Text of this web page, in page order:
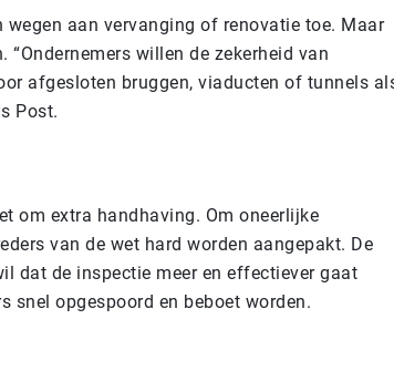
aan vervanging of renovatie toe. Maar
willen de zekerheid van
afgesloten bruggen, viaducten of tunnels
Post.
om extra handhaving. Om oneerlijke
van de wet hard worden aangepakt. De
dat de inspectie meer en effectiever gaat
snel opgespoord en beboet worden.